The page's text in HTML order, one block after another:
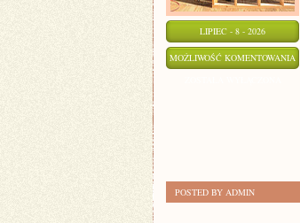
LIPIEC - 8 - 2026
MOŻLIWOŚĆ KOMENTOWANIA
POSTED BY ADMIN